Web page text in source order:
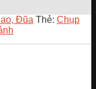
Đũa Thẻ: Chụp